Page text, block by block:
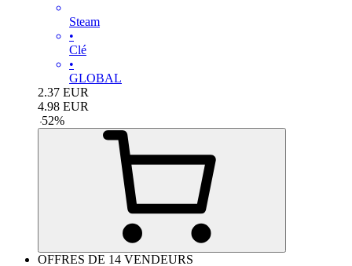
Steam
•
Clé
•
GLOBAL
2.37 EUR
4.98 EUR
-52%
OFFRES DE 14 VENDEURS